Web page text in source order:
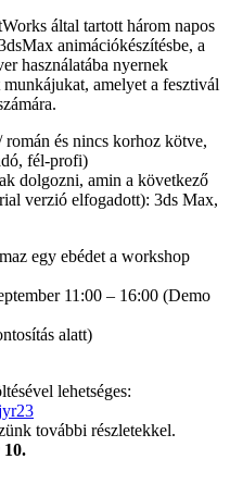
által tartott három napos
animációkészítésbe, a
használatába nyernek
amelyet a fesztivál
és nincs korhoz kötve,
fél-profi)
dolgozni, amin a következő
verzió elfogadott): 3ds Max,
egy ebédet a workshop
11:00 – 16:00 (Demo
alatt)
lehetséges:
további részletekkel.
10.